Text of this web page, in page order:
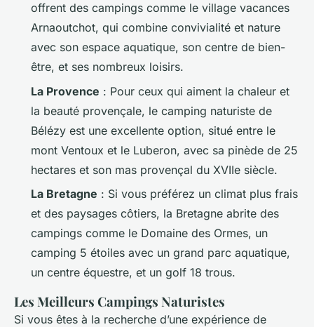
offrent des campings comme le village vacances
Arnaoutchot, qui combine convivialité et nature
avec son espace aquatique, son centre de bien-
être, et ses nombreux loisirs.
La Provence : Pour ceux qui aiment la chaleur et
la beauté provençale, le camping naturiste de
Bélézy est une excellente option, situé entre le
mont Ventoux et le Luberon, avec sa pinède de 25
hectares et son mas provençal du XVIIe siècle.
La Bretagne : Si vous préférez un climat plus frais
et des paysages côtiers, la Bretagne abrite des
campings comme le Domaine des Ormes, un
camping 5 étoiles avec un grand parc aquatique,
un centre équestre, et un golf 18 trous.
Les Meilleurs Campings Naturistes
Si vous êtes à la recherche d’une expérience de